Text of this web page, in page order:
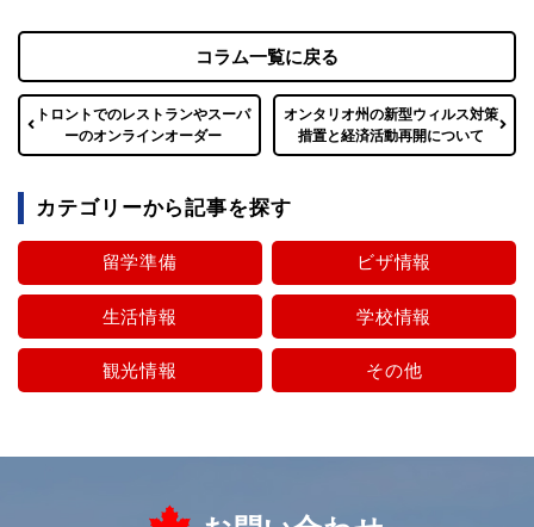
トロントでのレストランやスーパ
ーのオンラインオーダー
コラム一覧に戻る
オンタリオ州の新型ウィルス対策
措置と経済活動再開について
カテゴリーから記事を探す
留学準備 ビザ情報
生活情報 学校情報
観光情報 その他